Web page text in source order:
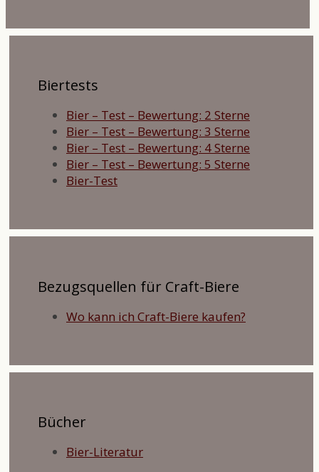
Biertests
Bier – Test – Bewertung: 2 Sterne
Bier – Test – Bewertung: 3 Sterne
Bier – Test – Bewertung: 4 Sterne
Bier – Test – Bewertung: 5 Sterne
Bier-Test
Bezugsquellen für Craft-Biere
Wo kann ich Craft-Biere kaufen?
Bücher
Bier-Literatur